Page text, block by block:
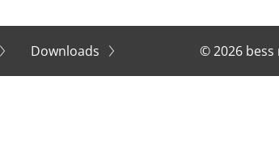
Downloads © 2026